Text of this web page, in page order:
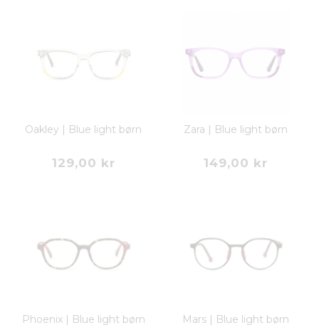
Oakley | Blue light børn
129,00 kr
Zara | Blue light børn
149,00 kr
Phoenix | Blue light børn Mars | Blue light børn